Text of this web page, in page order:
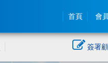
首頁 會
簽署